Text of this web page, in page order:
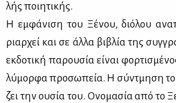
λής ποι­η­τι­κής.
Η εμ­φά­νι­ση του Ξέ­νου, διό­λου
ριαρ­χεί και σε άλ­λα βι­βλία της
εκ­δο­τι­κή πα­ρου­σία εί­ναι
λύ­μορ­φα προ­σω­πεία. Η σύ­ντμη­ση
ζει την ου­σία του. Ονο­μα­σία από το